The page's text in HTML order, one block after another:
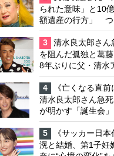
られた意味」と10
額遺産の行方」 つ
私生活をサポート
優が相続か
3
清水良太郎さん
を阻んだ孤独と葛
8年ぶりに父・清水
演、本格的な活動
ていたが…周囲が懸
「不安定なところ」
4
《亡くなる直前
清水良太郎さん急
が明かす「誕生会」
メッセージ
5
《サッカー日
滉と結婚、第1子妊